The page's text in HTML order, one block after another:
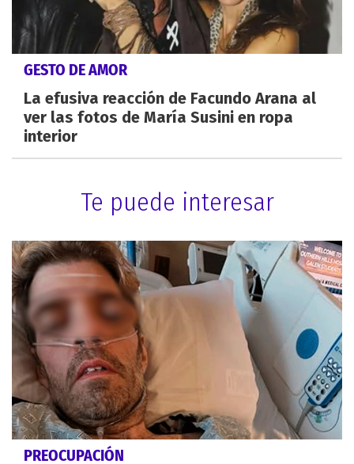
GESTO DE AMOR
La efusiva reacción de Facundo Arana al
ver las fotos de María Susini en ropa
interior
Te puede interesar
PREOCUPACIÓN